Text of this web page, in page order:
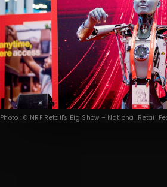
Photo : © NRF Retail's Big Show – National Retail